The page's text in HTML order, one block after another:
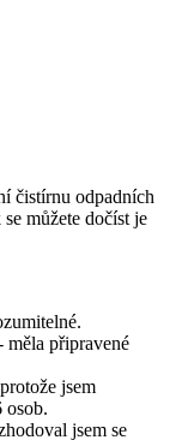
čistírnu odpadních
můžete dočíst je
připravené
jsem
osob.
jsem se